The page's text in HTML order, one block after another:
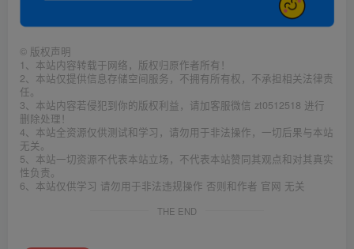
© 版权声明
1、本站内容转载于网络，版权归原作者所有！
2、本站仅提供信息存储空间服务，不拥有所有权，不承担相关法律责
任。
3、本站内容若侵犯到你的版权利益，请加客服微信 zt0512518 进行
删除处理！
4、本站全资源仅供测试和学习，请勿用于非法操作，一切后果与本站
无关。
5、本站一切资源不代表本站立场，不代表本站赞同其观点和对其真实
性负责。
6、本站仅供学习 请勿用于非法违规操作 否则和作者 官网 无关
THE END